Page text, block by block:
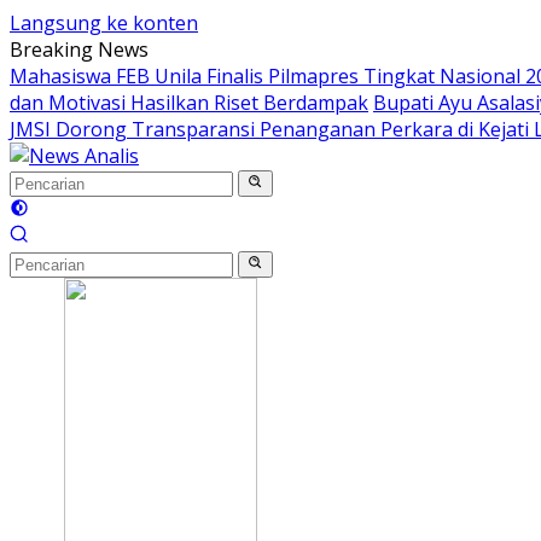
Langsung ke konten
Breaking News
Mahasiswa FEB Unila Finalis Pilmapres Tingkat Nasional
dan Motivasi Hasilkan Riset Berdampak Bupati Ayu
JMSI Dorong Transparansi Penanganan Perkara di Kejati